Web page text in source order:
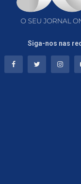
Siga-nos nas